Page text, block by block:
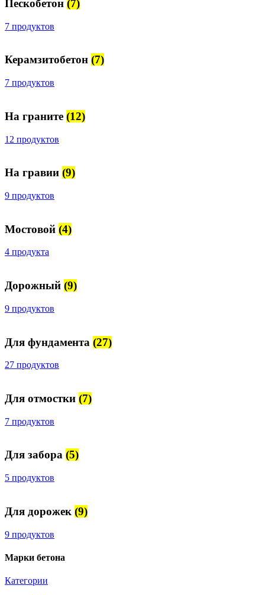
Пескобетон (7)
7 продуктов
Керамзитобетон (7)
7 продуктов
На граните (12)
12 продуктов
На гравии (9)
9 продуктов
Мостовой (4)
4 продукта
Дорожный (9)
9 продуктов
Для фундамента (27)
27 продуктов
Для отмостки (7)
7 продуктов
Для забора (5)
5 продуктов
Для дорожек (9)
9 продуктов
Марки бетона
Категории